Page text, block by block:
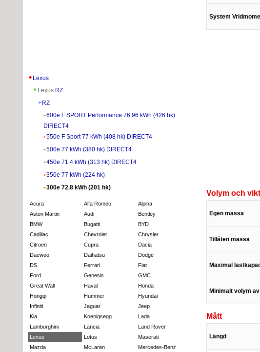
Lexus
Lexus RZ
RZ
600e F SPORT Performance 76.96 kWh (426 hk)
DIRECT4
550e F Sport 77 kWh (408 hk) DIRECT4
500e 77 kWh (380 hk) DIRECT4
450e 71.4 kWh (313 hk) DIRECT4
350e 77 kWh (224 hk)
300e 72.8 kWh (201 hk)
Acura Alfa Romeo
Alpina
Aston Martin
Audi
Bentley
BMW
Bugatti
BYD
Cadillac
Chevrolet
Chrysler
Citroen
Cupra
Dacia
Daewoo
Daihatsu
Dodge
DS
Ferrari
Fiat
Ford
Genesis
GMC
Great Wall
Haval
Honda
Hongqi
Hummer
Hyundai
Infiniti
Jaguar
Jeep
Kia
Koenigsegg
Lada
Lamborghini
Lancia
Land Rover
Lexus
Lotus
Maserati
Mazda
McLaren
Mercedes-Benz
System
Volym och
Egen massa
Tillåten massa
Maximal
Minimalt volym
Mått
Längd